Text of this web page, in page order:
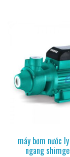
máy bơm nước
ngang